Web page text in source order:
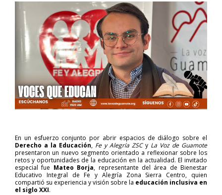
En un esfuerzo conjunto por abrir espacios de diálogo sobre el
Derecho a la Educación, Fe y Alegría ZSC y La Voz de Guamote
presentaron un nuevo segmento orientado a reflexionar sobre los
retos y oportunidades de la educación en la actualidad. El invitado
especial fue Mateo Borja, representante del área de Bienestar
Educativo Integral de Fe y Alegría Zona Sierra Centro, quien
compartió su experiencia y visión sobre la educación inclusiva en
el siglo XXI.